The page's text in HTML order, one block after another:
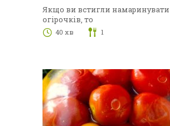
Якщо ви встигли
огірочків, то
40 хв 1